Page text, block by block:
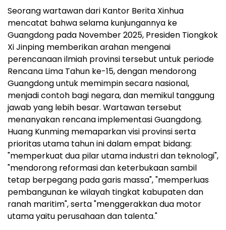
Seorang wartawan dari Kantor Berita Xinhua
mencatat bahwa selama kunjungannya ke
Guangdong pada November 2025, Presiden Tiongkok
Xi Jinping memberikan arahan mengenai
perencanaan ilmiah provinsi tersebut untuk periode
Rencana Lima Tahun ke-15, dengan mendorong
Guangdong untuk memimpin secara nasional,
menjadi contoh bagi negara, dan memikul tanggung
jawab yang lebih besar. Wartawan tersebut
menanyakan rencana implementasi Guangdong.
Huang Kunming memaparkan visi provinsi serta
prioritas utama tahun ini dalam empat bidang:
"memperkuat dua pilar utama industri dan teknologi",
"mendorong reformasi dan keterbukaan sambil
tetap berpegang pada garis massa", "memperluas
pembangunan ke wilayah tingkat kabupaten dan
ranah maritim", serta "menggerakkan dua motor
utama yaitu perusahaan dan talenta."